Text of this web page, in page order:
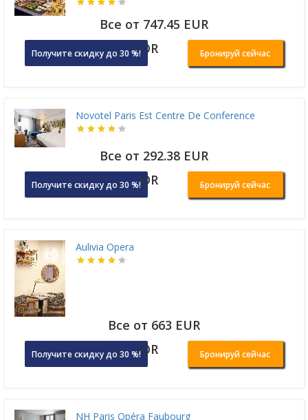
Все от 747.45 EUR
Получите скидку до 30 %!OR Бронируй сейчас
Novotel Paris Est Centre De Conference
Все от 292.38 EUR
Получите скидку до 30 %!OR Бронируй сейчас
Aulivia Opera
Все от 663 EUR
Получите скидку до 30 %!OR Бронируй сейчас
NH Paris Opéra Faubourg